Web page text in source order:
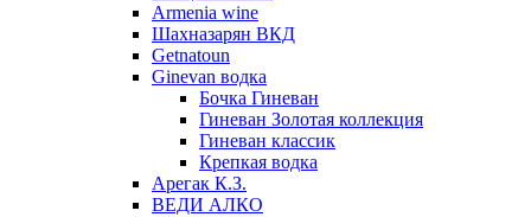
Armenia wine
Шахназарян ВКД
Getnatoun
Ginevan водка
Бочка Гиневан
Гиневан Золотая коллекция
Гиневан классик
Крепкая водка
Арегак К.З.
ВЕДИ АЛКО